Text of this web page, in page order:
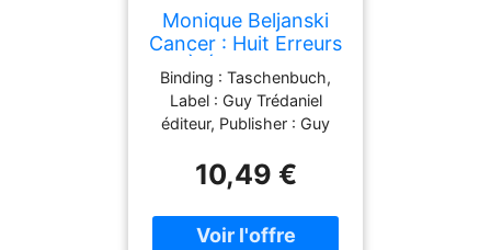
Monique Beljanski
Cancer : Huit Erreurs
À Éviter Pour
Optimiser Votre
Traitement Et
Multiplier Vos
Chances
Binding : Taschenbuch,
Label : Guy Trédaniel
éditeur, Publisher : Guy
: Taschenbuch,
publicationDate : 2017-
03-17, authors : Monique
Beljanski, ISBN :
10,49 €